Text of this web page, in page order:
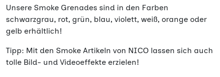
Unsere Smoke Grenades sind in den Farben
schwarzgrau, rot, grün, blau, violett, weiß, orange oder
gelb erhältlich!
Tipp: Mit den Smoke Artikeln von NICO lassen sich auch
tolle Bild- und Videoeffekte erzielen!